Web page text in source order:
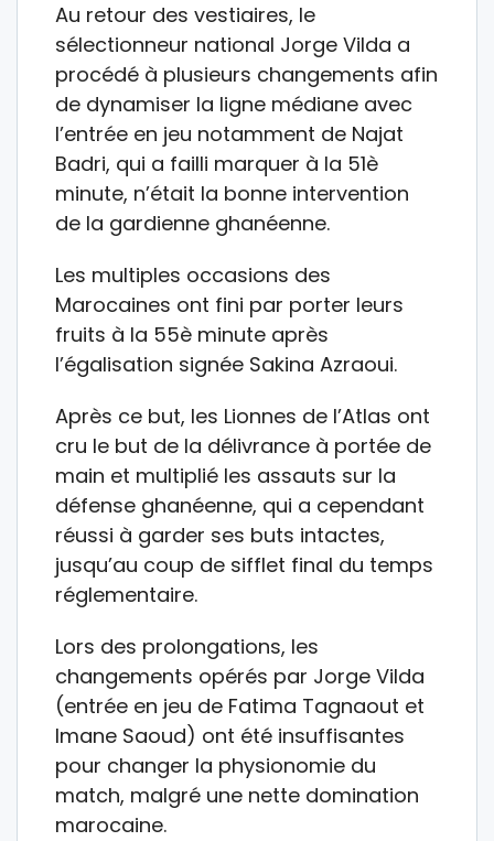
Au retour des vestiaires, le
sélectionneur national Jorge Vilda a
procédé à plusieurs changements afin
de dynamiser la ligne médiane avec
l’entrée en jeu notamment de Najat
Badri, qui a failli marquer à la 51è
minute, n’était la bonne intervention
de la gardienne ghanéenne.
Les multiples occasions des
Marocaines ont fini par porter leurs
fruits à la 55è minute après
l’égalisation signée Sakina Azraoui.
Après ce but, les Lionnes de l’Atlas ont
cru le but de la délivrance à portée de
main et multiplié les assauts sur la
défense ghanéenne, qui a cependant
réussi à garder ses buts intactes,
jusqu’au coup de sifflet final du temps
réglementaire.
Lors des prolongations, les
changements opérés par Jorge Vilda
(entrée en jeu de Fatima Tagnaout et
Imane Saoud) ont été insuffisantes
pour changer la physionomie du
match, malgré une nette domination
marocaine.